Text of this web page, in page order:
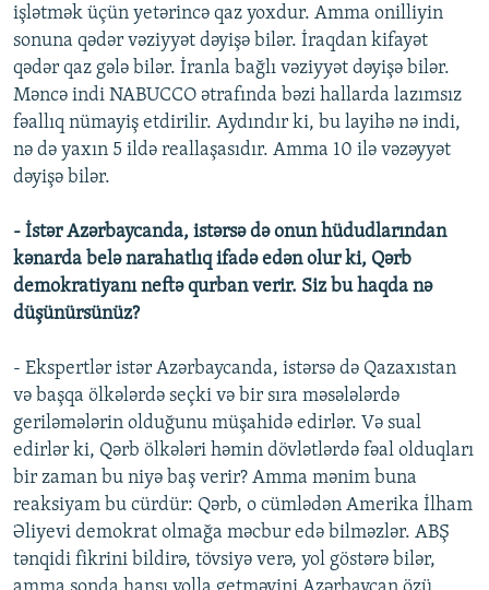
işlətmək üçün yetərincə qaz yoxdur. Amma onilliyin
sonuna qədər vəziyyət dəyişə bilər. İraqdan kifayət
qədər qaz gələ bilər. İranla bağlı vəziyyət dəyişə bilər.
Məncə indi NABUCCO ətrafında bəzi hallarda lazımsız
fəallıq nümayiş etdirilir. Aydındır ki, bu layihə nə indi,
nə də yaxın 5 ildə reallaşasıdır. Amma 10 ilə vəzəyyət
dəyişə bilər.
- İstər Azərbaycanda, istərsə də onun hüdudlarından
kənarda belə narahatlıq ifadə edən olur ki, Qərb
demokratiyanı neftə qurban verir. Siz bu haqda nə
düşünürsünüz?
- Ekspertlər istər Azərbaycanda, istərsə də Qazaxıstan
və başqa ölkələrdə seçki və bir sıra məsələlərdə
geriləmələrin olduğunu müşahidə edirlər. Və sual
edirlər ki, Qərb ölkələri həmin dövlətlərdə fəal olduqları
bir zaman bu niyə baş verir? Amma mənim buna
reaksiyam bu cürdür: Qərb, o cümlədən Amerika İlham
Əliyevi demokrat olmağa məcbur edə bilməzlər. ABŞ
tənqidi fikrini bildirə, tövsiyə verə, yol göstərə bilər,